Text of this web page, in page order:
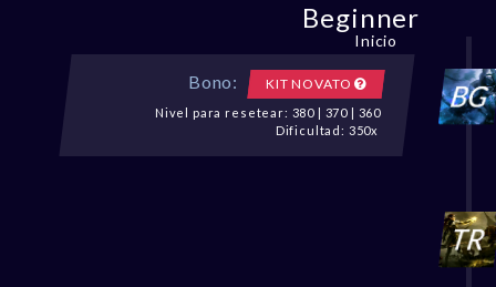
Beginner
Inicio
Bono: KIT NOVATO
Nivel para resetear: 380 | 370 | 360
Dificultad: 350x